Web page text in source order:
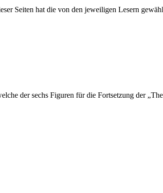
Seiten hat die von den jeweiligen Lesern
der sechs Figuren für die Fortsetzung der